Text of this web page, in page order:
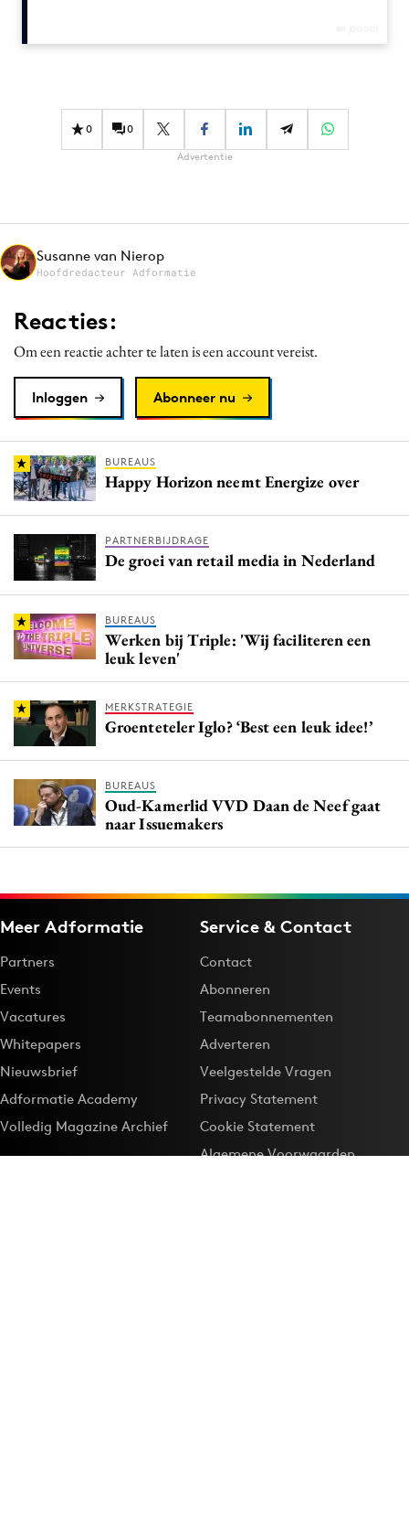
Influencer marketing
Interne communicatie
Martech
Media
Programmatic
Purpose Marketing
Reputatie & crisis
0 0
Advertentie
Susanne van Nierop
Hoofdredacteur Adformatie
Reacties:
Om een reactie achter te laten is een account vereist.
Inloggen Abonneer nu
BUREAUS
Happy Horizon neemt Energize over
PARTNERBIJDRAGE
De groei van retail media in Nederland
BUREAUS
Werken bij Triple: 'Wij faciliteren een
leuk leven'
MERKSTRATEGIE
Groenteteler Iglo? ‘Best een leuk idee!’
BUREAUS
Oud-Kamerlid VVD Daan de Neef gaat
naar Issuemakers
Meer Adformatie
Partners
Events
Vacatures
Whitepapers
Nieuwsbrief
Adformatie Academy
Volledig Magazine Archief
Service & Contact
Contact
Abonneren
Teamabonnementen
Adverteren
Veelgestelde Vragen
Privacy Statement
Cookie Statement
Algemene Voorwaarden